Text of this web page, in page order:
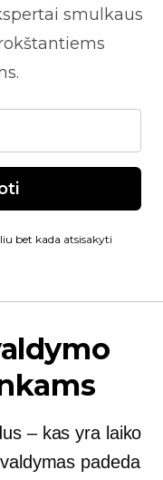
smulkaus
bet kada atsisakyti
– kas yra laiko
padeda